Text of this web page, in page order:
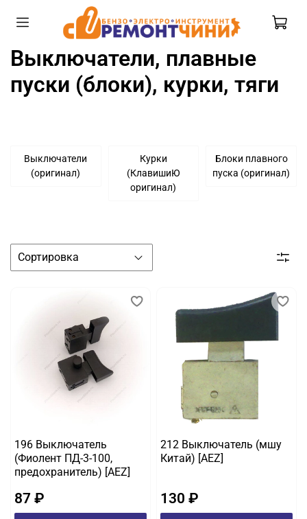
Выключатели, плавные
пуски (блоки), курки, тяги
Выключатели
(оригинал)
Курки
(КлавишиЮ
оригинал)
Блоки плавного
пуска (оригинал)
196 Выключатель
(Фиолент ПД-3-100,
предохранитель) [AEZ]
87 ₽
212 Выключатель (мшу
Китай) [AEZ]
130 ₽